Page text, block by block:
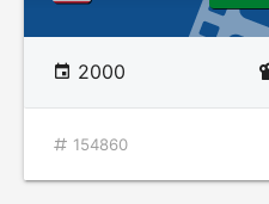
2000
154860